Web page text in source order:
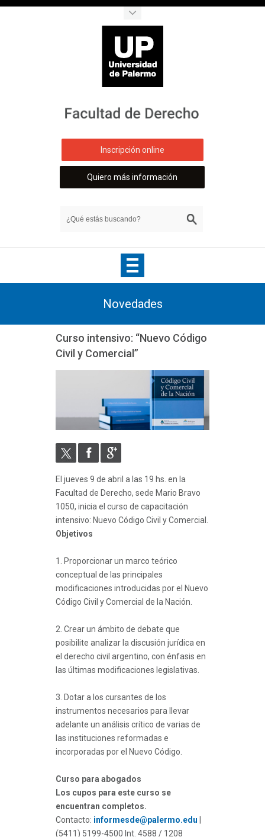
Inscripción online
Quiero más información
Novedades
Curso intensivo: “Nuevo Código
Civil y Comercial”
El jueves 9 de abril a las 19 hs. en la
Facultad de Derecho, sede Mario Bravo
1050, inicia el curso de capacitación
intensivo: Nuevo Código Civil y Comercial.
Objetivos
1. Proporcionar un marco teórico
conceptual de las principales
modificaciones introducidas por el Nuevo
Código Civil y Comercial de la Nación.
2. Crear un ámbito de debate que
posibilite analizar la discusión jurídica en
el derecho civil argentino, con énfasis en
las últimas modificaciones legislativas.
3. Dotar a los cursantes de los
instrumentos necesarios para llevar
adelante un análisis crítico de varias de
las instituciones reformadas e
incorporadas por el Nuevo Código.
Curso para abogados
Los cupos para este curso se
encuentran completos.
Contacto: informesde@palermo.edu
(5411) 5199-4500 Int. 4588 / 1208